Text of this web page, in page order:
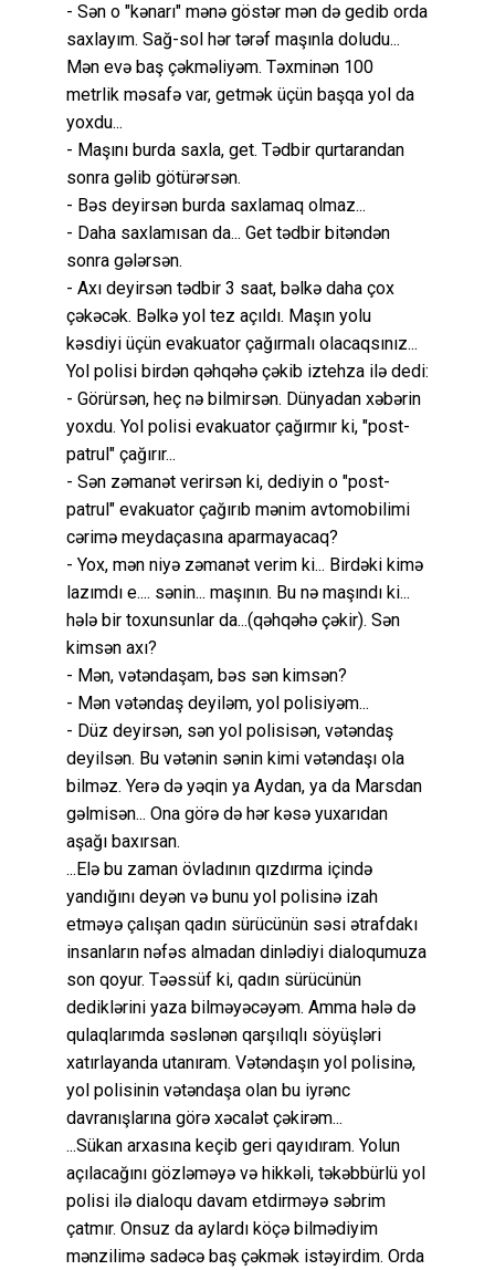
- Sən o "kənarı" mənə göstər mən də gedib orda
saxlayım. Sağ-sol hər tərəf maşınla doludu...
Mən evə baş çəkməliyəm. Təxminən 100
metrlik məsafə var, getmək üçün başqa yol da
yoxdu...
- Maşını burda saxla, get. Tədbir qurtarandan
sonra gəlib götürərsən.
- Bəs deyirsən burda saxlamaq olmaz...
- Daha saxlamısan da... Get tədbir bitəndən
sonra gələrsən.
- Axı deyirsən tədbir 3 saat, bəlkə daha çox
çəkəcək. Bəlkə yol tez açıldı. Maşın yolu
kəsdiyi üçün evakuator çağırmalı olacaqsınız...
Yol polisi birdən qəhqəhə çəkib iztehza ilə dedi:
- Görürsən, heç nə bilmirsən. Dünyadan xəbərin
yoxdu. Yol polisi evakuator çağırmır ki, "post-
patrul" çağırır...
- Sən zəmanət verirsən ki, dediyin o "post-
patrul" evakuator çağırıb mənim avtomobilimi
cərimə meydaçasına aparmayacaq?
- Yox, mən niyə zəmanət verim ki... Birdəki kimə
lazımdı e.... sənin... maşının. Bu nə maşındı ki...
hələ bir toxunsunlar da...(qəhqəhə çəkir). Sən
kimsən axı?
- Mən, vətəndaşam, bəs sən kimsən?
- Mən vətəndaş deyiləm, yol polisiyəm...
- Düz deyirsən, sən yol polisisən, vətəndaş
deyilsən. Bu vətənin sənin kimi vətəndaşı ola
bilməz. Yerə də yəqin ya Aydan, ya da Marsdan
gəlmisən... Ona görə də hər kəsə yuxarıdan
aşağı baxırsan.
...Elə bu zaman övladının qızdırma içində
yandığını deyən və bunu yol polisinə izah
etməyə çalışan qadın sürücünün səsi ətrafdakı
insanların nəfəs almadan dinlədiyi dialoqumuza
son qoyur. Təəssüf ki, qadın sürücünün
dediklərini yaza bilməyəcəyəm. Amma hələ də
qulaqlarımda səslənən qarşılıqlı söyüşləri
xatırlayanda utanıram. Vətəndaşın yol polisinə,
yol polisinin vətəndaşa olan bu iyrənc
davranışlarına görə xəcalət çəkirəm...
...Sükan arxasına keçib geri qayıdıram. Yolun
açılacağını gözləməyə və hikkəli, təkəbbürlü yol
polisi ilə dialoqu davam etdirməyə səbrim
çatmır. Onsuz da aylardı köçə bilmədiyim
mənzilimə sadəcə baş çəkmək istəyirdim. Orda